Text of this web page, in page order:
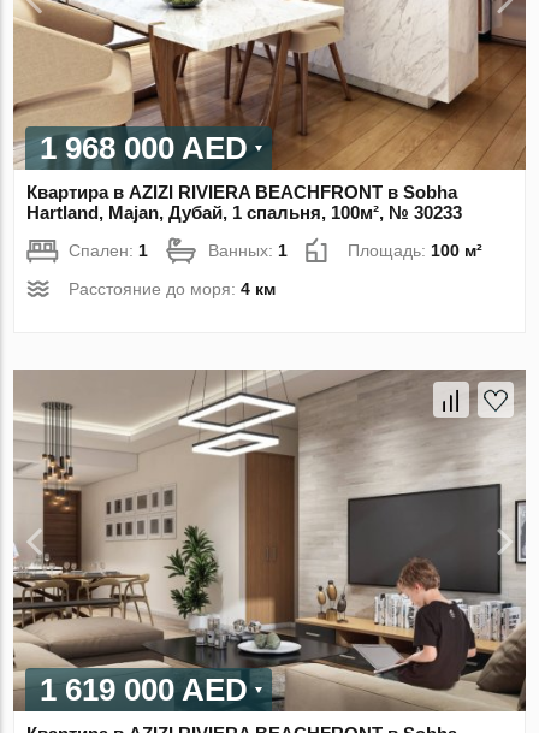
1 968 000 AED
Квартира в AZIZI RIVIERA BEACHFRONT в Sobha
Hartland, Majan, Дубай, 1 спальня, 100м², № 30233
Спален: 1 Ванных: 1 Площадь: 100 м²
Расстояние до моря:4 км
1 619 000 AED